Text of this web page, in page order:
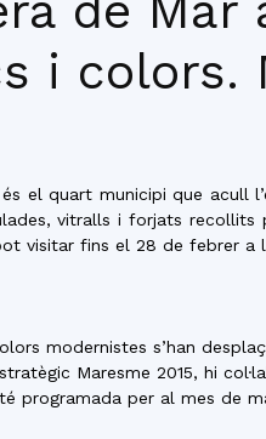
i colors.
el quart municipi que acull
vitralls i forjats recollits
visitar fins el 28 de febrer a
modernistes s’han
Maresme 2015, hi
programada per al mes de